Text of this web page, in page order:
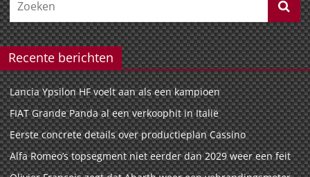
Recente berichten
Lancia Ypsilon HF voelt aan als een kampioen
FIAT Grande Panda al een verkoophit in Italië
Eerste concrete details over productieplan Cassino
Alfa Romeo’s topsegment niet eerder dan 2029 weer een feit